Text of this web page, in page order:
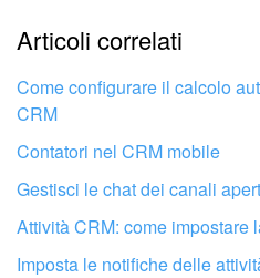
Troppo breve, ho bisogno di
Non mi soddisfa come
Articoli correlati
Come configurare il calcolo
CRM
Contatori nel CRM mobile
Gestisci le chat dei canali
Attività CRM: come impostare
Imposta le notifiche delle